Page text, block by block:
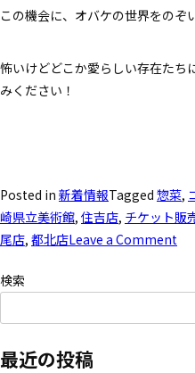
この機会に、オバケの世界をのぞ
怖いけどどこか愛らしい存在たち
みください！
Posted in 新着情報Tagged 惣菜,
崎県立美術館, 住吉店, チケット販
尾店, 都北店Leave a Comment
検索
最近の投稿